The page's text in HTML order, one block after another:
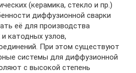
(керамика, стекло и пр.)
диффузионной сварки
её для производства
катодных узлов,
При этом существуют
системы для диффузионной
с высокой степень